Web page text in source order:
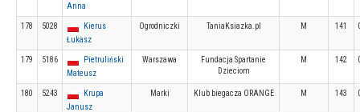
Anna
178 5028
Kierus
Łukasz
Ogrodniczki TaniaKsiazka.pl M 141
179 5186
Pietruliński
Mateusz
Warszawa
Fundacja Spartanie
Dzieciom
M 142
180 5243
Krupa
Janusz
Marki Klub biegacza ORANGE M 143